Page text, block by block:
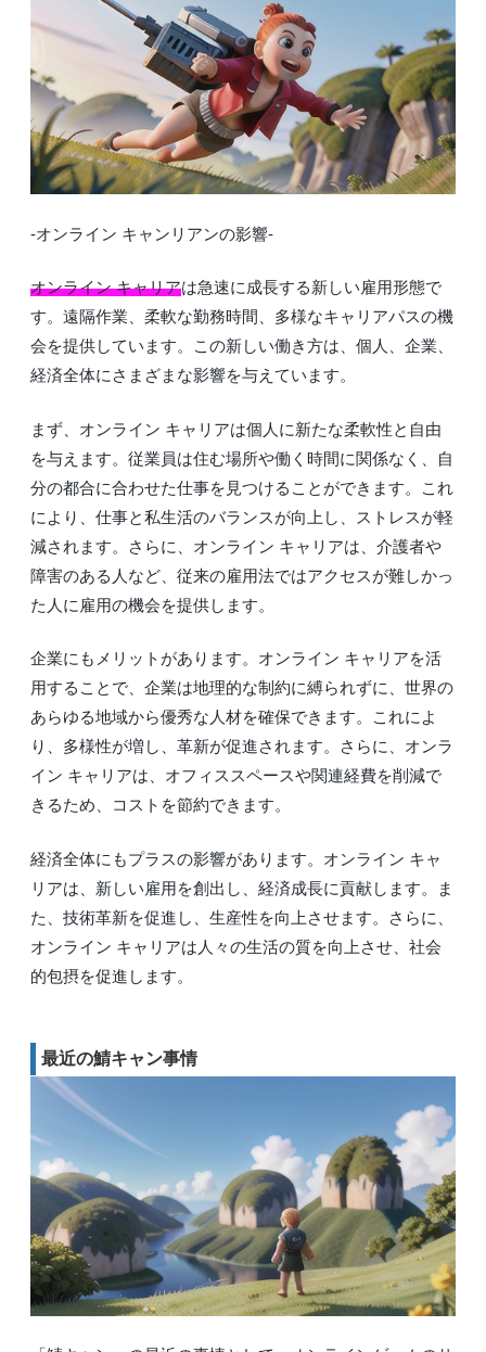
-オンライン キャンリアンの影響-
オンライン キャリアは急速に成長する新しい雇用形態で
す。遠隔作業、柔軟な勤務時間、多様なキャリアパスの機
会を提供しています。この新しい働き方は、個人、企業、
経済全体にさまざまな影響を与えています。
まず、オンライン キャリアは個人に新たな柔軟性と自由
を与えます。従業員は住む場所や働く時間に関係なく、自
分の都合に合わせた仕事を見つけることができます。これ
により、仕事と私生活のバランスが向上し、ストレスが軽
減されます。さらに、オンライン キャリアは、介護者や
障害のある人など、従来の雇用法ではアクセスが難しかっ
た人に雇用の機会を提供します。
企業にもメリットがあります。オンライン キャリアを活
用することで、企業は地理的な制約に縛られずに、世界の
あらゆる地域から優秀な人材を確保できます。これによ
り、多様性が増し、革新が促進されます。さらに、オンラ
イン キャリアは、オフィススペースや関連経費を削減で
きるため、コストを節約できます。
経済全体にもプラスの影響があります。オンライン キャ
リアは、新しい雇用を創出し、経済成長に貢献します。ま
た、技術革新を促進し、生産性を向上させます。さらに、
オンライン キャリアは人々の生活の質を向上させ、社会
的包摂を促進します。
最近の鯖キャン事情